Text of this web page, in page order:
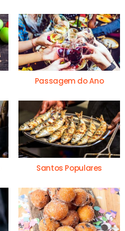
Passagem do Ano
Santos Populares